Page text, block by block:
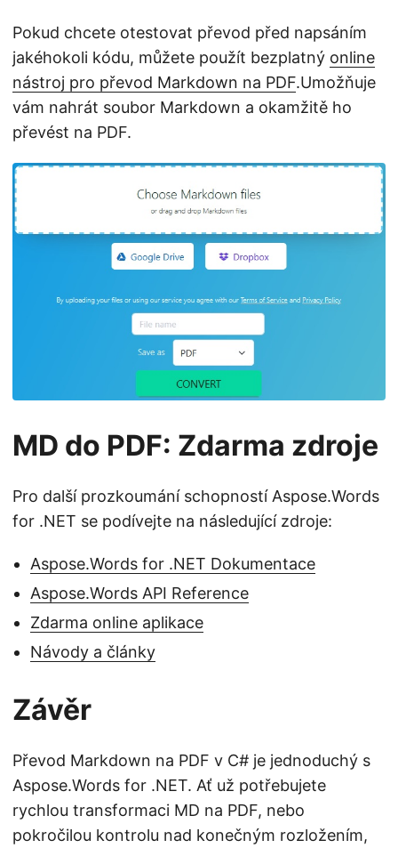
Pokud chcete otestovat převod před napsáním
jakéhokoli kódu, můžete použít bezplatný online
nástroj pro převod Markdown na PDF.Umožňuje
vám nahrát soubor Markdown a okamžitě ho
převést na PDF.
MD do PDF: Zdarma zdroje
Pro další prozkoumání schopností Aspose.Words
for .NET se podívejte na následující zdroje:
Aspose.Words for .NET Dokumentace
Aspose.Words API Reference
Zdarma online aplikace
Návody a články
Závěr
Převod Markdown na PDF v C# je jednoduchý s
Aspose.Words for .NET. Ať už potřebujete
rychlou transformaci MD na PDF, nebo
pokročilou kontrolu nad konečným rozložením,